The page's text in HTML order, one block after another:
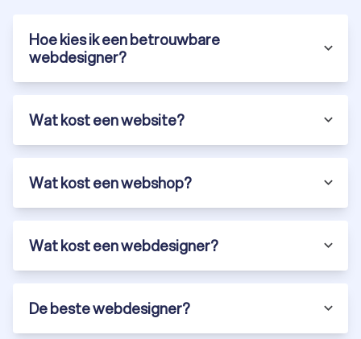
Hoe kies ik een betrouwbare
webdesigner?
Wat kost een website?
Wat kost een webshop?
Wat kost een webdesigner?
De beste webdesigner?